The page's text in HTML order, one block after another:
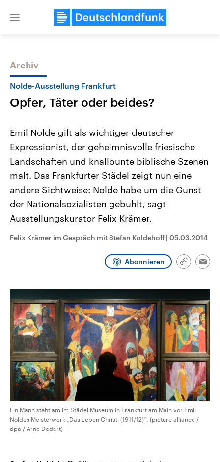
Close
Themen
Landtagswahl Sachsen-Anhalt
2026
Alle Informationen
Sachsen-Anhalt wählt am 6.
September 2026 einen neuen
Bundesland von einer Koalition aus
Umfragen, Prognosen,
Wahlprogramme, aktuelle Berichte
und Kandidaten der anstehenden
USA
Aktuelle Beiträge,
Hintergründe
Wirtschaftlich und
gehören die Vereinigten
den mächtigsten Ländern
mit großem Einfluss auf
Archiv
Nolde-Ausstellung Frankfurt
Opfer, Täter oder beides?
Emil Nolde gilt als wichtiger deutscher
Expressionist, der geheimnisvolle friesische
Landschaften und knallbunte biblische Szenen
malt. Das Frankfurter Städel zeigt nun eine
andere Sichtweise: Nolde habe um die Gunst
der Nationalsozialisten gebuhlt, sagt
Ausstellungskurator Felix Krämer.
Felix Krämer im Gespräch mit Stefan Koldehoff | 05.03.2014
Abonnieren
Link
Ein Mann steht am im Städel Museum in Frankfurt am Main vor Emil
Noldes Meisterwerk „Das Leben Christi (1911/12)“. (picture alliance /
dpa / Arne Dedert)